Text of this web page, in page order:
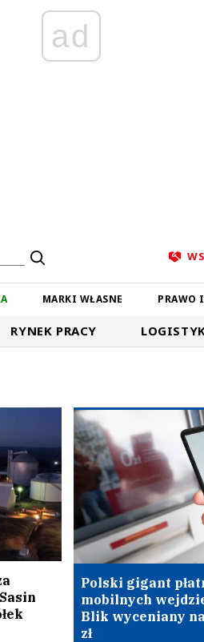
ad
MARKI WŁASNE PRAWO
RYNEK PRACY
Polski gigant
mobilnych
Blik wyceniany
zł